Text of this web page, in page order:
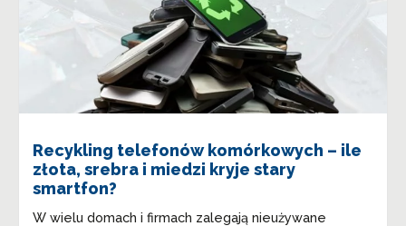
Recykling telefonów komórkowych – ile
złota, srebra i miedzi kryje stary
smartfon?
W wielu domach i firmach zalegają nieużywane